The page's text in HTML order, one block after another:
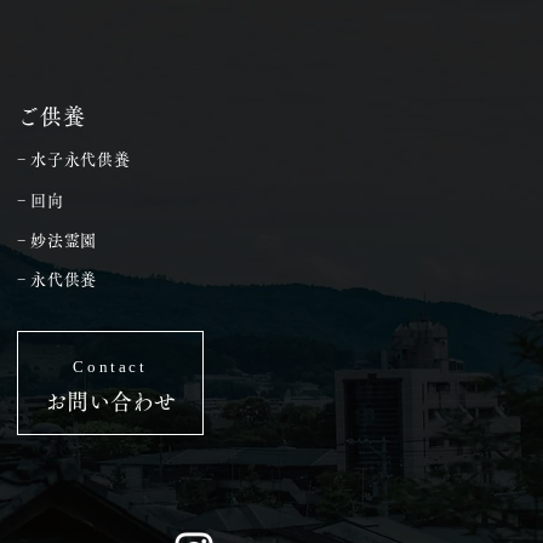
ご供養
− 水子永代供養
− 妙法霊園
− 永代供養
− 回向
お問い合わせ
Contact